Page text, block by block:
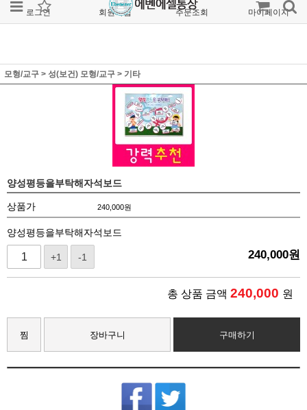
로그인 회원가입 주문조회 마이페이지
모형/교구 > 성(보건) 모형/교구 > 기타
양성평등을부탁해자석보드
상품가 240,000원
양성평등을부탁해자석보드
+1 -1 240,000원
총 상품 금액 240,000 원
찜 장바구니 구매하기